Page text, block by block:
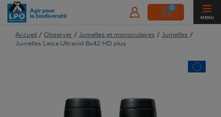
0
MENU
Accueil / Observer / Jumelles et monoculaires / Jumelles /
Jumelles Leica Ultravid 8x42 HD plus